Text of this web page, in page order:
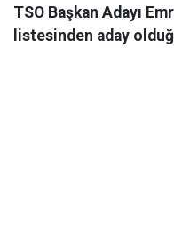
TSO Başkan Adayı
listesinden aday